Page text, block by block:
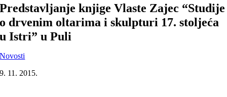
Predstavljanje knjige Vlaste Zajec “Studije
o drvenim oltarima i skulpturi 17. stoljeća
u Istri” u Puli
Novosti
9. 11. 2015.